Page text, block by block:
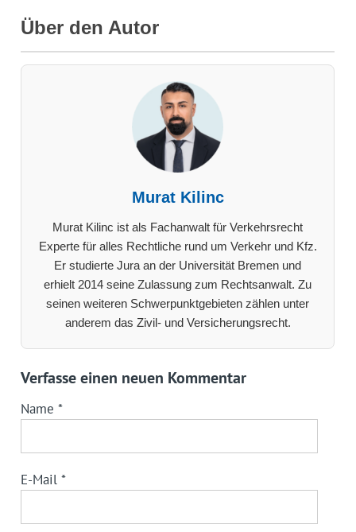
Über den Autor
Murat Kilinc
Murat Kilinc ist als Fachanwalt für Verkehrsrecht
Experte für alles Rechtliche rund um Verkehr und Kfz.
Er studierte Jura an der Universität Bremen und
erhielt 2014 seine Zulassung zum Rechtsanwalt. Zu
seinen weiteren Schwerpunktgebieten zählen unter
anderem das Zivil- und Versicherungsrecht.
Verfasse einen neuen Kommentar
Name *
E-Mail *